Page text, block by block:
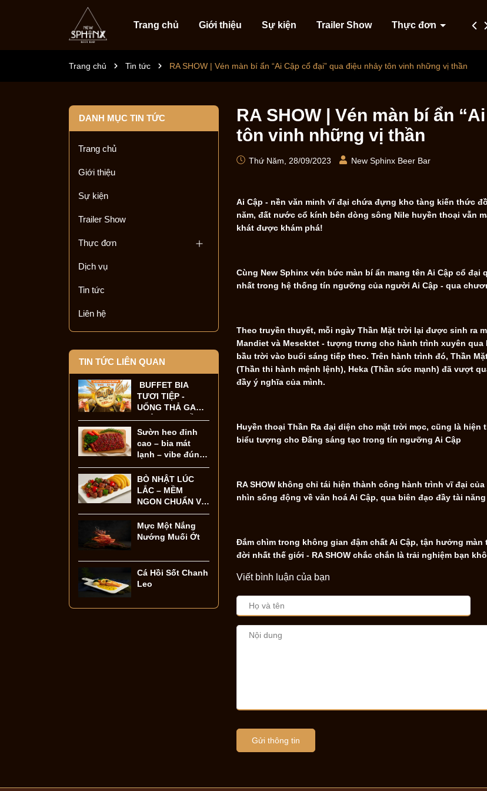
Trang chủ Giới thiệu Sự kiện Trailer Show Thực đơn Dịch
Trang chủ Tin tức RA SHOW | Vén màn bí ẩn “Ai Cập cổ đại” qua điệu nhảy tôn vinh những vị thần
RA SHOW | Vén màn bí ẩn
tôn vinh những vị thần
Thứ Năm, 28/09/2023 New Sphinx Beer Bar
Ai Cập - nền văn minh vĩ đại chứa đựng kho tàng kiến thức
năm, đất nước cổ kính bên dòng sông Nile huyền thoại vẫn
khát được khám phá!
Cùng New Sphinx vén bức màn bí ẩn mang tên Ai Cập cổ
nhất trong hệ thống tín ngưỡng của người Ai Cập - qua
Theo truyền thuyết, mỗi ngày Thần Mặt trời lại được sinh ra
Mandiet và Mesektet - tượng trưng cho hành trình xuyên
bầu trời vào buổi sáng tiếp theo. Trên hành trình đó, Thần
(Thần thi hành mệnh lệnh), Heka (Thần sức mạnh) đã vượt
đầy ý nghĩa của mình.
Huyền thoại Thần Ra đại diện cho mặt trời mọc, cũng là
biểu tượng cho Đấng sáng tạo trong tín ngưỡng Ai Cập
RA SHOW không chỉ tái hiện thành công hành trình vĩ đại
nhìn sống động về văn hoá Ai Cập, qua biên đạo đầy tài
Đắm chìm trong không gian đậm chất Ai Cập, tận hưởng
đời nhất thế giới - RA SHOW chắc chắn là trải nghiệm bạn
Viết bình luận của bạn
Gửi thông tin
DANH MỤC TIN TỨC
Trang chủ
Giới thiệu
Sự kiện
Trailer Show
Thực đơn
Dịch vụ
Tin tức
Liên hệ
TIN TỨC LIÊN QUAN
BUFFET BIA
TƯƠI TIỆP -
UỐNG THẢ GA
KHÔNG LO VỀ
GIÁ!
Sườn heo đỉnh
cao – bia mát
lạnh – vibe đúng
chất New Sphinx.
BÒ NHẬT LÚC
LẮC – MỀM
NGON CHUẨN VỊ
TẠI NEW SPHINX
Mực Một Nắng
Nướng Muối Ớt
Cá Hồi Sốt Chanh
Leo